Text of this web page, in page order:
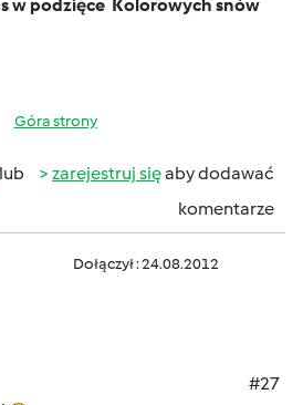
w podzięce Kolorowych snów
Góra strony
lub zarejestruj sięaby dodawać
komentarze
Dołączył : 24.08.2012
#27